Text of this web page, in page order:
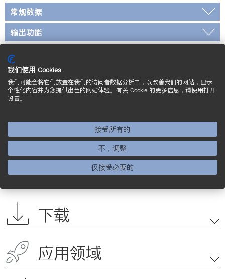
常规数据
输出功能
* 未经 UL 检定
* *传感器适用于最高125 °C的介质温度。 安装时
请确保传感器外壳周围得到充分冷却。
下载
应用领域
我们使用 Cookies
我们可能会将它们放置在我们的访问者数据分析中，以改善我们的网站，显示
个性化内容并为您提供出色的网站体验。有关 Cookie 的更多信息，请使用打开
设置。
接受所有的
不，调整
仅接受必要的